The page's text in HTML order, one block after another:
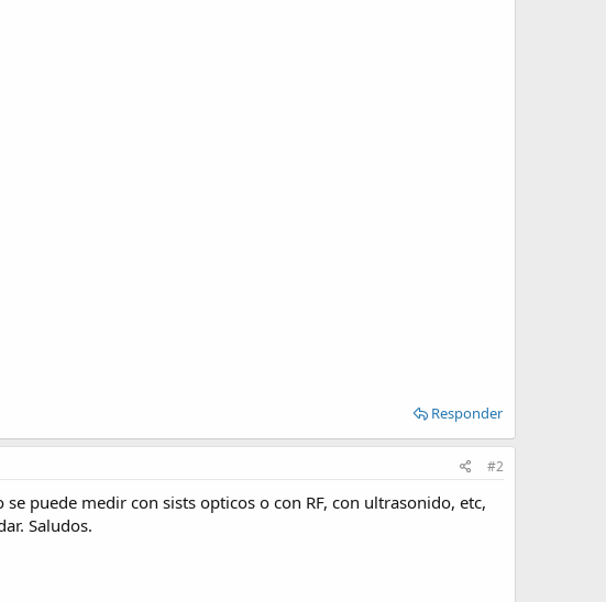
Responder
#2
puede medir con sists opticos o con RF, con ultrasonido, etc,
Saludos.